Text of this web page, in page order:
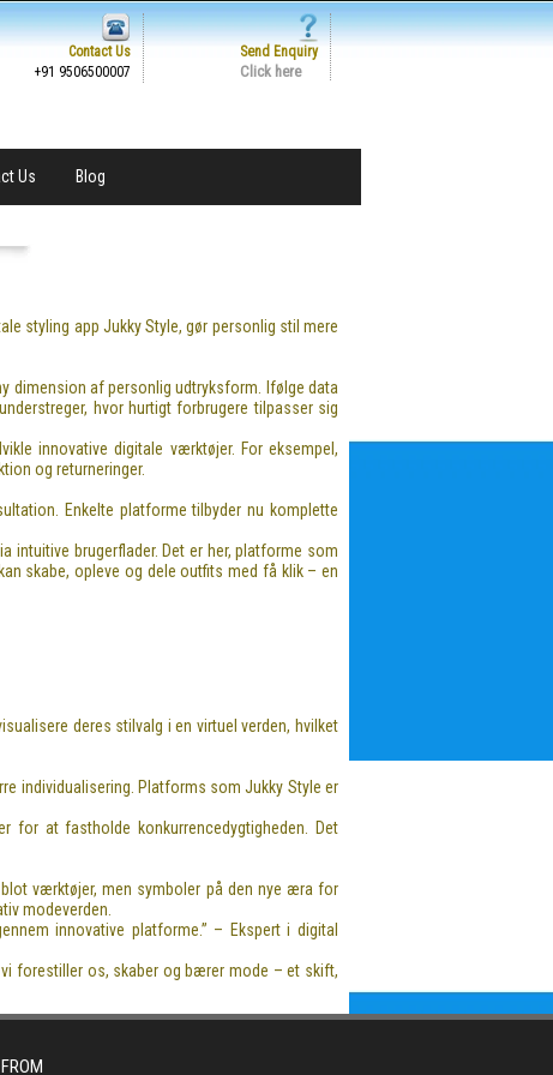
Contact Us
+91 9506500007
Send Enquiry
Click here
Us Blog
styling app Jukky Style, gør personlig stil mere
dimension af personlig udtryksform. Ifølge data
hvor hurtigt forbrugere tilpasser sig
innovative digitale værktøjer. For eksempel,
og returneringer.
Enkelte platforme tilbyder nu komplette
intuitive brugerflader. Det er her, platforme som
skabe, opleve og dele outfits med få klik – en
deres stilvalg i en virtuel verden, hvilket
individualisering. Platforms som Jukky Style er
for at fastholde konkurrencedygtigheden. Det
værktøjer, men symboler på den nye æra for
modeverden.
innovative platforme.” – Ekspert i digital
vi forestiller os, skaber og bærer mode – et skift,